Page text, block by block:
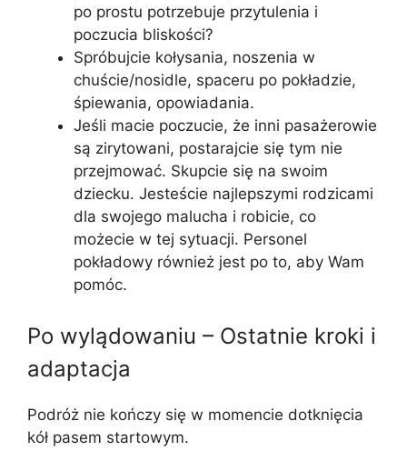
po prostu potrzebuje przytulenia i
poczucia bliskości?
Spróbujcie kołysania, noszenia w
chuście/nosidle, spaceru po pokładzie,
śpiewania, opowiadania.
Jeśli macie poczucie, że inni pasażerowie
są zirytowani, postarajcie się tym nie
przejmować. Skupcie się na swoim
dziecku. Jesteście najlepszymi rodzicami
dla swojego malucha i robicie, co
możecie w tej sytuacji. Personel
pokładowy również jest po to, aby Wam
pomóc.
Po wylądowaniu – Ostatnie kroki i
adaptacja
Podróż nie kończy się w momencie dotknięcia
kół pasem startowym.